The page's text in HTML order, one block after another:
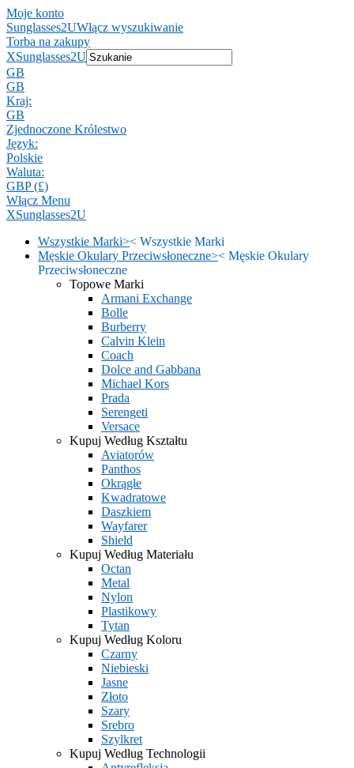
Moje konto
Sunglasses2UWłącz wyszukiwanie
Torba na zakupy
XSunglasses2U
GB
GB
Kraj:
GB
Zjednoczone Królestwo
Język:
Polskie
Waluta:
GBP (£)
Włącz Menu
XSunglasses2U
Wszystkie Marki>< Wszystkie Marki
Męskie Okulary Przeciwsłoneczne>< Męskie Okulary
Przeciwsłoneczne
Topowe Marki
Armani Exchange
Bolle
Burberry
Calvin Klein
Coach
Dolce and Gabbana
Michael Kors
Prada
Serengeti
Versace
Kupuj Według Kształtu
Aviatorów
Panthos
Okrągłe
Kwadratowe
Daszkiem
Wayfarer
Shield
Kupuj Według Materiału
Octan
Metal
Nylon
Plastikowy
Tytan
Kupuj Według Koloru
Czarny
Niebieski
Jasne
Złoto
Szary
Srebro
Szylkret
Kupuj Według Technologii